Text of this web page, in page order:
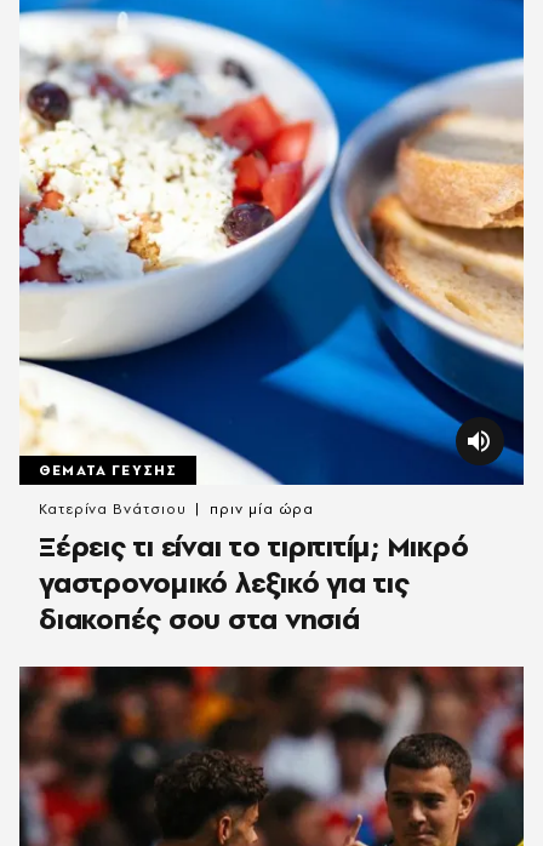
ΘΕΜΑΤΑ ΓΕΥΣΗΣ
Ξέρεις τι είναι το τιριτιτίμ; Μικρό
γαστρονομικό λεξικό για τις
διακοπές σου στα νησιά
Κατερίνα Βνάτσιου πριν μία ώρα